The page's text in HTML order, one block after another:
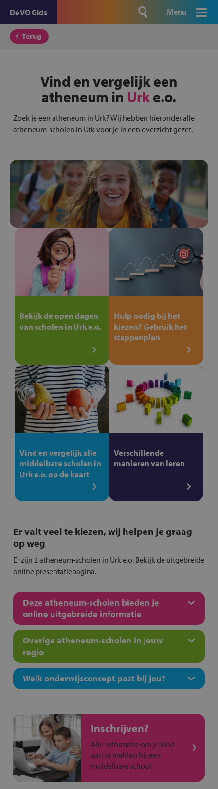
De VO Gids Menu
Terug
Vind en vergelijk een
atheneum in Urke.o.
Zoek je een atheneum in Urk? Wij hebben hieronder alle
atheneum-scholen in Urk voor je in een overzicht gezet.
Bekijk de open dagen
van scholen in Urk e.o.
Hulp nodig bij het
kiezen? Gebruik het
stappenplan
Vind en vergelijk alle
middelbare scholen in
Urk e.o. op de kaart
Verschillende
manieren van leren
Er valt veel te kiezen, wij helpen je graag
op weg
Er zijn 2 atheneum-scholen in Urk e.o. Bekijk de uitgebreide
online presentatiepagina.
Deze atheneum-scholen bieden je
online uitgebreide informatie
Overige atheneum-scholen in jouw
regio
Welk onderwijsconcept past bij jou?
Inschrijven?
Alle informatie om je kind
aan te melden bij een
middelbare school.